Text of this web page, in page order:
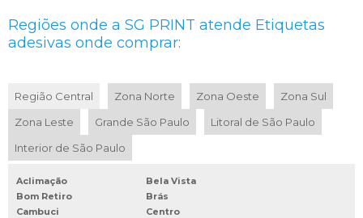
ETIQUETAS PARA GONDOLAS DE SUPERMERCADO
ETIQUETAS PARA INDUSTRIA
ETIQUETAS PARA INDUSTRIA ALIMENTICIA
ETIQUETAS PERSONALIZADAS AUTOADESIVAS
ETIQUETAS PERSONALIZADAS COM LOGOTIPO
ETIQUETAS PERSONALIZADAS ONDE COMPRAR
Regiões onde a SG PRINT atende Etiquetas
adesivas onde comprar:
Região Central Zona Norte Zona Oeste
Zona Sul
Zona Leste
Grande São Paulo
Litoral de São Paulo
Interior de São Paulo
Aclimação
Bela Vista
Bom Retiro
Brás
Cambuci
Centro